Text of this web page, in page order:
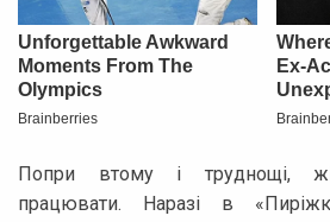
Попри втому і труднощі,
працювати. Наразі в